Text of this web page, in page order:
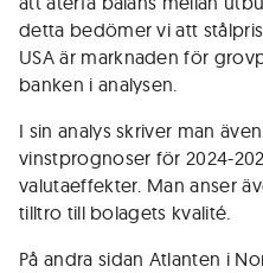
detta bedömer vi att
USA är marknaden för
banken i analysen.
I sin analys skriver man
vinstprognoser för 2024-
valutaeffekter. Man anser
tilltro till bolagets kvalité.
På andra sidan Atlanten i